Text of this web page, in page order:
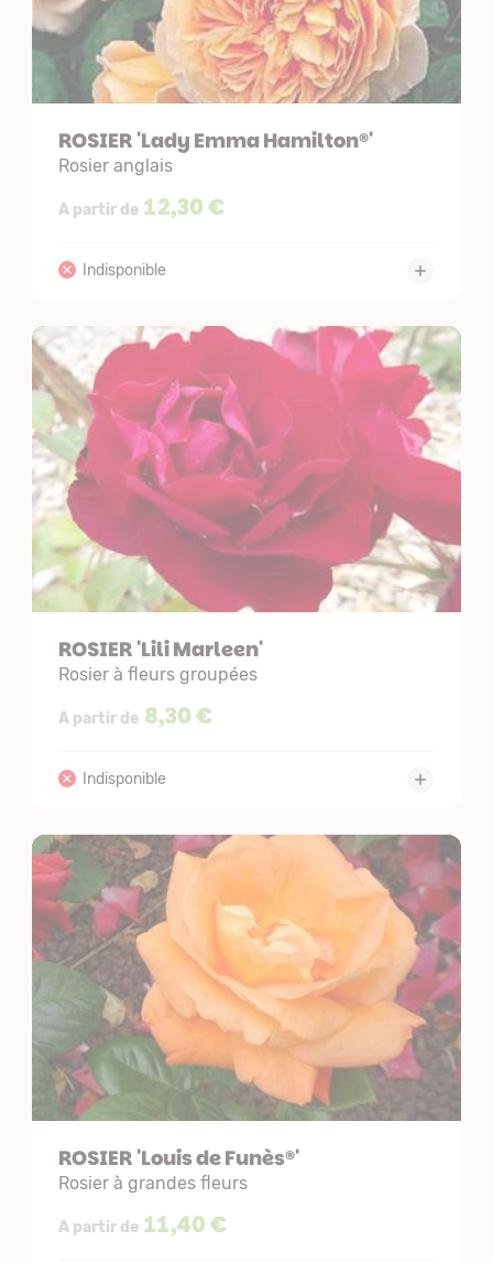
ROSIER 'Lady Emma Hamilton®'
Rosier anglais
A partir de 12,30 €
ROSIER 'Lili Marleen'
Rosier à fleurs groupées
A partir de 8,30 €
ROSIER 'Louis de Funès®'
Rosier à grandes fleurs
A partir de 11,40 €